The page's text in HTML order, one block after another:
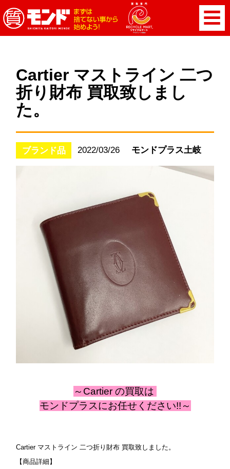
Cartier マストライン 二つ
折り財布 買取致しまし
た。
ブランド品 2022/03/26 モンドプラス土岐
～Cartier の買取は
モンドプラスにお任せください!!～
Cartier マストライン 二つ折り財布 買取致しました。
【商品詳細】